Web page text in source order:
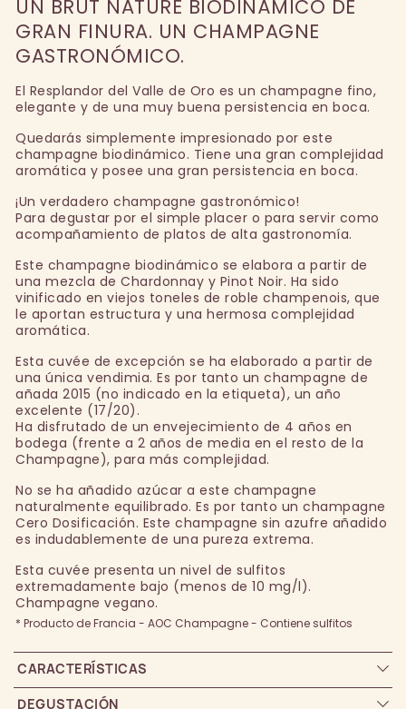
UN BRUT NATURE BIODINÁMICO DE
GRAN FINURA. UN CHAMPAGNE
GASTRONÓMICO.
El Resplandor del Valle de Oro es un champagne fino,
elegante y de una muy buena persistencia en boca.
Quedarás simplemente impresionado por este
champagne biodinámico. Tiene una gran complejidad
aromática y posee una gran persistencia en boca.
¡Un verdadero champagne gastronómico!
Para degustar por el simple placer o para servir como
acompañamiento de platos de alta gastronomía.
Este champagne biodinámico se elabora a partir de
una mezcla de Chardonnay y Pinot Noir. Ha sido
vinificado en viejos toneles de roble champenois, que
le aportan estructura y una hermosa complejidad
aromática.
Esta cuvée de excepción se ha elaborado a partir de
una única vendimia. Es por tanto un champagne de
añada 2015 (no indicado en la etiqueta), un año
excelente (17/20).
Ha disfrutado de un envejecimiento de 4 años en
bodega (frente a 2 años de media en el resto de la
Champagne), para más complejidad.
No se ha añadido azúcar a este champagne
naturalmente equilibrado. Es por tanto un champagne
Cero Dosificación. Este champagne sin azufre añadido
es indudablemente de una pureza extrema.
Esta cuvée presenta un nivel de sulfitos
extremadamente bajo (menos de 10 mg/l).
Champagne vegano.
* Producto de Francia - AOC Champagne - Contiene sulfitos
CARACTERÍSTICAS
DEGUSTACIÓN